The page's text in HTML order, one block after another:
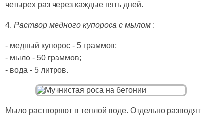
четырех раз через каждые пять дней.
4.Раствор медного купороса с мылом :
- медный купорос - 5 граммов;
- мыло - 50 граммов;
- вода - 5 литров.
Мыло растворяют в теплой воде. Отдельно разводят